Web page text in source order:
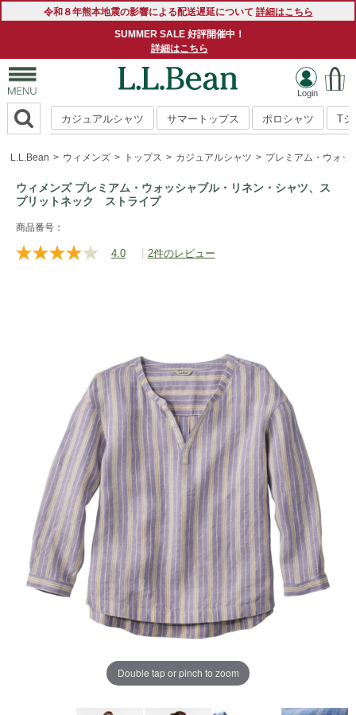
令和８年熊本地震の影響による配送遅延について 詳細はこちら
SUMMER SALE 好評開催中！
詳細はこちら
カジュアルシャツ サマートップス ポロシャツ Tシ
L.L.Bean ウィメンズ トップス カジュアルシャツ プレミアム・ウォ
ウィメンズ プレミアム・ウォッシャブル・リネン・シャツ、ス
プリットネック ストライプ
https://www.llbean.co.jp/womens/tops/casual-
shirts/g/1000270567.html
商品番号：
4.0
レ
じ
ペ
ー
ジ
の
リ
ン
ク。
| 2件のレビュー
Double tap or pinch to zoom